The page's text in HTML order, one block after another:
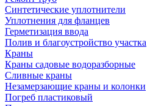
Синтетические уплотнители
Уплотнения для фланцев
Герметизация ввода
Полив и благоустройство участка
Краны
Краны садовые водоразборные
Сливные краны
Незамерзающие краны и колонки
Погреб пластиковый